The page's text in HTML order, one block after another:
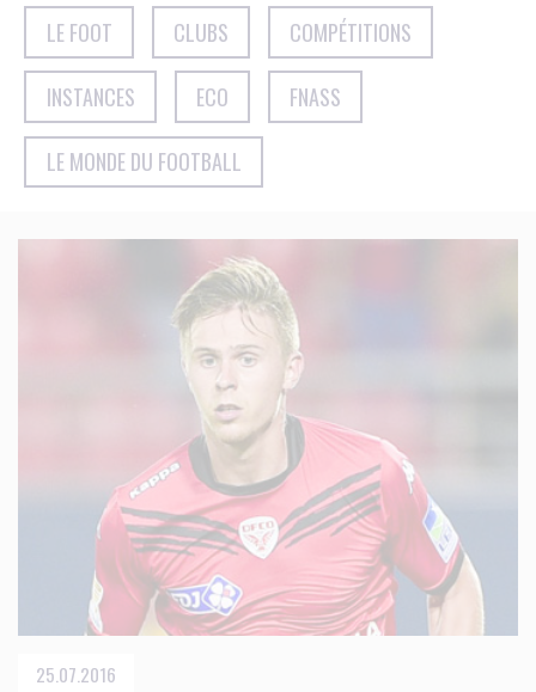
LE FOOT CLUBS COMPÉTITIONS
INSTANCES ECO FNASS
LE MONDE DU FOOTBALL
25.07.2016